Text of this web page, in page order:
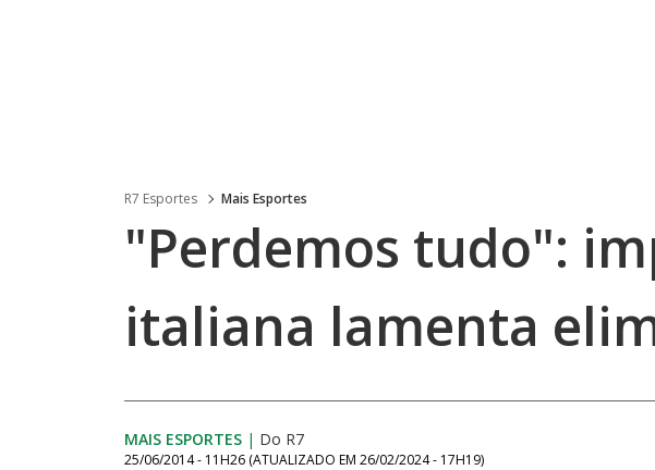
R7 Esportes Mais Esportes
"Perdemos tudo":
italiana lamenta
MAIS ESPORTES | Do R7
25/06/2014 - 11H26 (ATUALIZADO EM 26/02/2024 - 17H19)